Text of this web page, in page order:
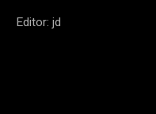
Editor: jd